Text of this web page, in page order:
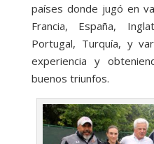
países donde jugó en
Francia, España,
Portugal, Turquía, y
experiencia y
buenos triunfos.